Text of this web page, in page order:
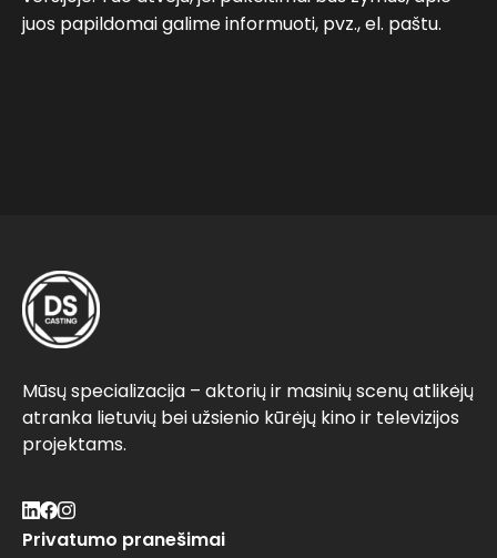
juos papildomai galime informuoti, pvz., el. paštu.
Mūsų specializacija – aktorių ir masinių scenų atlikėjų
atranka lietuvių bei užsienio kūrėjų kino ir televizijos
projektams.
Privatumo pranešimai